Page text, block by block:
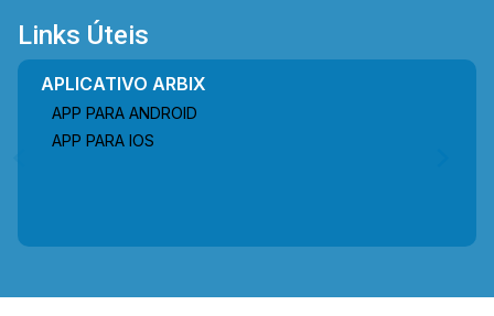
Links Úteis
APLICATIVO ARBIX
APP PARA ANDROID
APP PARA IOS